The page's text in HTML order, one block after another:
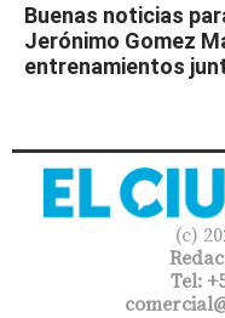
Buenas noticias
Jerónimo Gomez
entrenamientos
(c)
Tel: